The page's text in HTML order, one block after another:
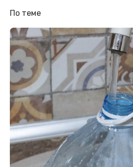
По теме